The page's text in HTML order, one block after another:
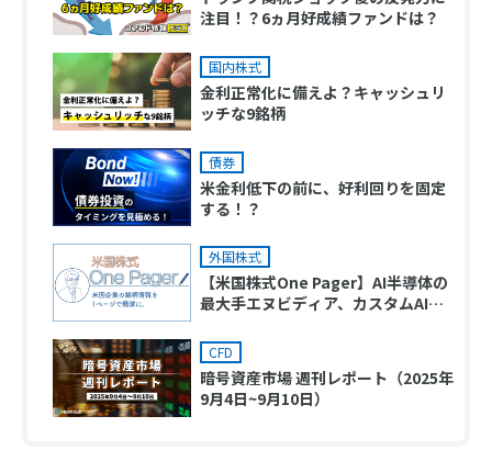
注目！？6ヵ月好成績ファンドは？
国内株式
金利正常化に備えよ？キャッシュリ
ッチな9銘柄
債券
米金利低下の前に、好利回りを固定
する！？
外国株式
【米国株式One Pager】AI半導体の
最大手エヌビディア、カスタムAI半
CFD
暗号資産市場 週刊レポート（2025年
9月4日~9月10日）